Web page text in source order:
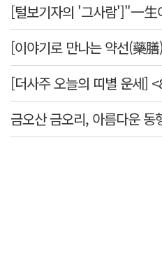
금오산 금오리, 아름다운 동